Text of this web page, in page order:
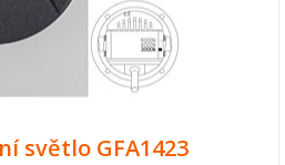
světlo GFA1423